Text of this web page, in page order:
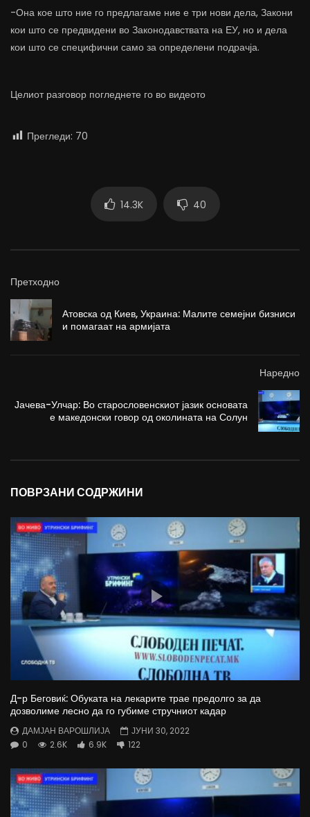
-Она кое што ние го предлагаме ние е три нови дела, Закони
кои што се предвидени во Законодавствата на ЕУ, но и дела
кои што се специфични само за определени подрачја.
Целиот разговор погледнете го во видеото
Прегледи: 70
14.3K 40
Претходно
Атовска од Киев, Украина: Малите семејни бизниси
и помагаат на армијата
Наредно
Јачева-Улчар: Во старословенскиот јазик основата
е македонски говор од околината на Солун
ПОВРЗАНИ СОДРЖИНИ
Д-р Беговиќ: Обуката на лекарите трае предолго за да
дозволиме лесно да го губиме стручниот кадар
ДАМЈАН ВАРОШЛИЈА
ЈУНИ 30, 2022
0
2.6K 6.9K 122